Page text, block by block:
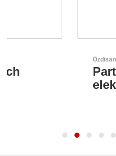
Özdisan Elektronik A.S.
Partner für